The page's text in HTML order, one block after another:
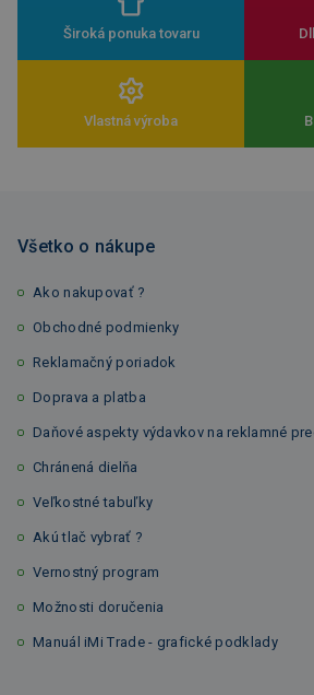
Široká ponuka tovaru
Vlastná výroba
Všetko o nákupe
Ako nakupovať ?
Obchodné podmienky
Reklamačný poriadok
Doprava a platba
Daňové aspekty výdavkov na reklamné
Chránená dielňa
Veľkostné tabuľky
Akú tlač vybrať ?
Vernostný program
Možnosti doručenia
Manuál iMi Trade - grafické podklady